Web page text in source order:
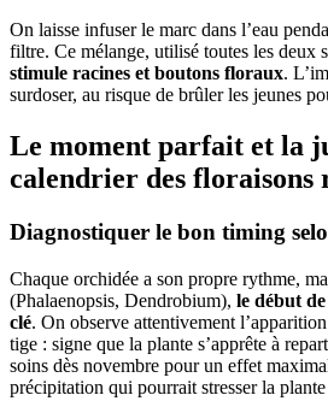
On laisse infuser le marc dans l’eau
filtre. Ce mélange, utilisé toutes les deux
stimule racines et boutons floraux.
surdoser, au risque de brûler les jeunes
Le moment parfait et la
calendrier des floraisons
Diagnostiquer le bon timing
Chaque orchidée a son propre rythme,
(Phalaenopsis, Dendrobium), le début
clé. On observe attentivement
tige : signe que la plante s’apprête à
soins dès novembre pour un effet
précipitation qui pourrait stresser la